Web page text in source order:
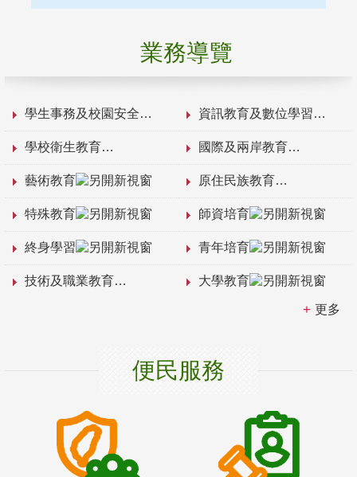
業務導覽
學生事務及校園安全 資訊教育及數位學習
學校衛生教育 國際及兩岸教育
藝術教育 原住民族教育
特殊教育 師資培育
終身學習 青年培育
技術及職業教育 大學教育
更多
便民服務